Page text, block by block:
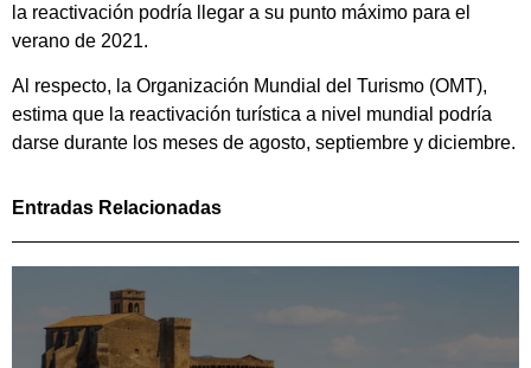
la reactivación podría llegar a su punto máximo para el
verano de 2021.
Al respecto, la Organización Mundial del Turismo (OMT),
estima que la reactivación turística a nivel mundial podría
darse durante los meses de agosto, septiembre y diciembre.
Entradas Relacionadas